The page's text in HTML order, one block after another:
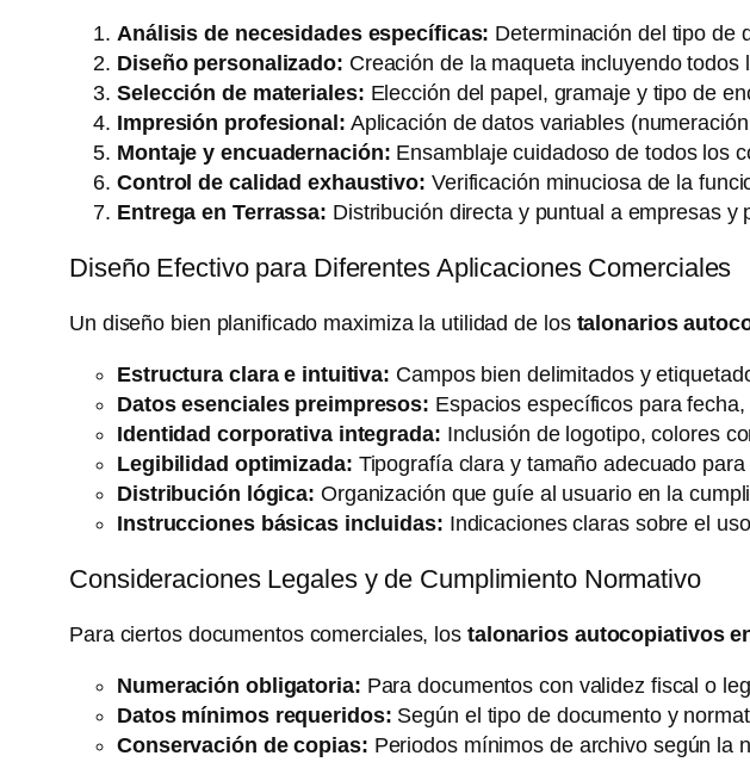
Análisis de necesidades específicas: Determinación del tipo de
Diseño personalizado: Creación de la maqueta incluyendo
Selección de materiales: Elección del papel, gramaje y tipo de
Impresión profesional: Aplicación de datos variables
Montaje y encuadernación: Ensamblaje cuidadoso de todos los
Control de calidad exhaustivo: Verificación minuciosa de la
Entrega en Terrassa: Distribución directa y puntual a empresas y
Diseño Efectivo para Diferentes Aplicaciones Comerciales
Un diseño bien planificado maximiza la utilidad de los talonarios
Estructura clara e intuitiva: Campos bien delimitados y
Datos esenciales preimpresos: Espacios específicos para
Identidad corporativa integrada: Inclusión de logotipo, colores
Legibilidad optimizada: Tipografía clara y tamaño adecuado
Distribución lógica: Organización que guíe al usuario en la
Instrucciones básicas incluidas: Indicaciones claras sobre el
Consideraciones Legales y de Cumplimiento Normativo
Para ciertos documentos comerciales, los talonarios autocopiativos
Numeración obligatoria: Para documentos con validez fiscal o
Datos mínimos requeridos: Según el tipo de documento y
Conservación de copias: Periodos mínimos de archivo según la